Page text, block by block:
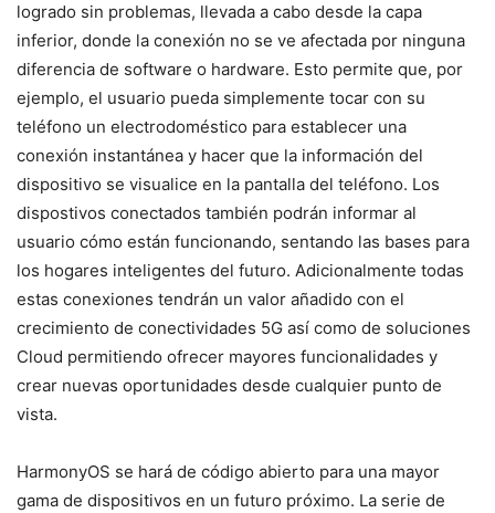
logrado sin problemas, llevada a cabo desde la capa
inferior, donde la conexión no se ve afectada por ninguna
diferencia de software o hardware. Esto permite que, por
ejemplo, el usuario pueda simplemente tocar con su
teléfono un electrodoméstico para establecer una
conexión instantánea y hacer que la información del
dispositivo se visualice en la pantalla del teléfono. Los
dispostivos conectados también podrán informar al
usuario cómo están funcionando, sentando las bases para
los hogares inteligentes del futuro. Adicionalmente todas
estas conexiones tendrán un valor añadido con el
crecimiento de conectividades 5G así como de soluciones
Cloud permitiendo ofrecer mayores funcionalidades y
crear nuevas oportunidades desde cualquier punto de
vista.
HarmonyOS se hará de código abierto para una mayor
gama de dispositivos en un futuro próximo. La serie de